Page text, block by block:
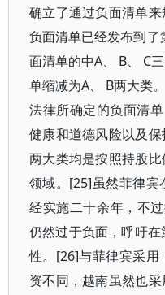
确立了通过负面清单
负面清单已经发布到
面清单的中A、 B、 C
单缩减为A、 B两大类
法律所确定的负面清
健康和道德风险以及保
两大类均是按照持股
领域。[25]虽然菲律宾
经实施二十余年，不
仍然过于负面，呼吁
性。[26]与菲律宾采用
资不同，越南虽然也